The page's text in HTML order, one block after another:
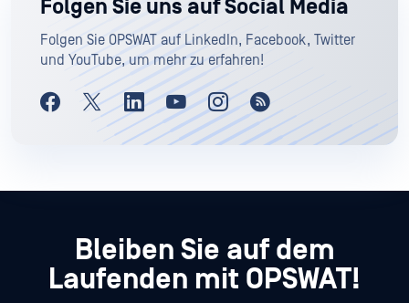
Folgen Sie uns auf Social Media
Folgen Sie OPSWAT auf LinkedIn, Facebook, Twitter
und YouTube, um mehr zu erfahren!
Bleiben Sie auf dem
Laufenden mit OPSWAT!